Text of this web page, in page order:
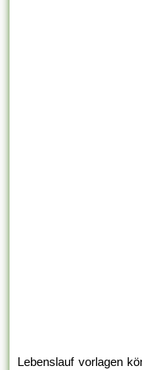
Lebenslauf vorlagen